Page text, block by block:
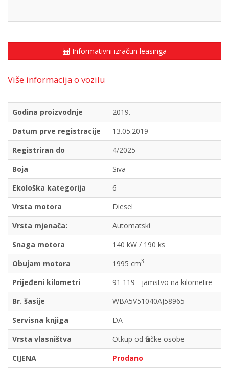
Informativni izračun leasinga
Više informacija o vozilu
Godina proizvodnje
2019.
Datum prve registracije
13.05.2019
Registriran do
4/2025
Boja
Siva
Ekološka kategorija
6
Vrsta motora
Diesel
Vrsta mjenača:
Automatski
Snaga motora
140 kW / 190 ks
Obujam motora
1995 cm3
Prijeđeni kilometri
91 119 - jamstvo na kilometre
Br. šasije
WBA5V51040AJ58965
Servisna knjiga
DA
Vrsta vlasništva
Otkup od fizičke osobe
CIJENA
Prodano